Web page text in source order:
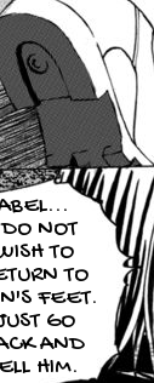
NOT
TO
TO
FEET.
GO
AND
HIM.